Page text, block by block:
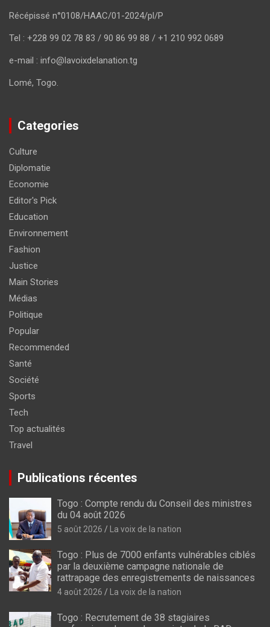
Récépissé n°0108/HAAC/01-2024/pl/P
Tel : +228 99 02 78 83 / 90 86 99 88 / +1 210 992 0689
e-mail : info@lavoixdelanation.tg
Lomé, Togo.
Categories
Culture
Diplomatie
Economie
Editor's Pick
Education
Environnement
Fashion
Justice
Main Stories
Médias
Politique
Popular
Recommended
Santé
Société
Sports
Tech
Top actualités
Travel
Publications récentes
Togo : Compte rendu du Conseil des ministres
du 04 août 2026
5 août 2026 La voix de la nation
Togo : Plus de 7000 enfants vulnérables ciblés
par la deuxième campagne nationale de
rattrapage des enregistrements de naissances
4 août 2026 La voix de la nation
Togo : Recrutement de 38 stagiaires